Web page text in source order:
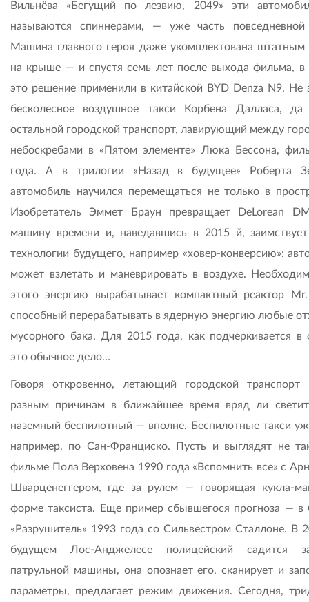
Вильнёва «Бегущий по лезвию, 2049» эти
называются спиннерами, — уже часть
Машина главного героя даже укомплектована
на крыше — и спустя семь лет после выхода фильма, в
это решение применили в китайской BYD Denza N9. Не
бесколесное воздушное такси Корбена Далласа,
остальной городской транспорт, лавирующий между
небоскребами в «Пятом элементе» Люка Бессона,
года. А в трилогии «Назад в будущее» Роберта
автомобиль научился перемещаться не только в
Изобретатель Эммет Браун превращает DeLorean
машину времени и, наведавшись в 2015 й, заимствует
технологии будущего, например «ховер-конверсию»:
может взлетать и маневрировать в воздухе.
этого энергию вырабатывает компактный реактор
способный перерабатывать в ядерную энергию любые
мусорного бака. Для 2015 года, как подчеркивается в
это обычное дело…
Говоря откровенно, летающий городской
разным причинам в ближайшее время вряд ли
наземный беспилотный — вполне. Беспилотные такси
например, по Сан-Франциско. Пусть и выглядят не
фильме Пола Верховена 1990 года «Вспомнить все» с
Шварценеггером, где за рулем — говорящая кукла-
форме таксиста. Еще пример сбывшегося прогноза — в
«Разрушитель» 1993 года со Сильвестром Сталлоне. В
будущем Лос-Анджелесе полицейский садится
патрульной машины, она опознает его, сканирует и
параметры, предлагает режим движения. Сегодня,